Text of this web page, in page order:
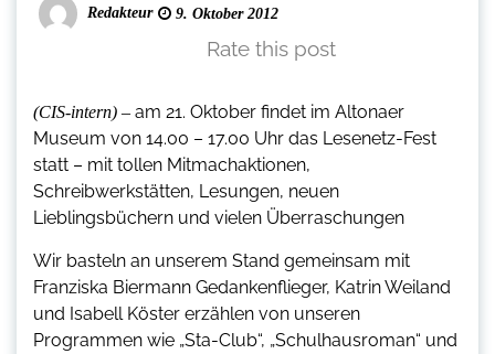
Redakteur 9. Oktober 2012
Rate this post
(CIS-intern) – am 21. Oktober findet im Altonaer
Museum von 14.00 – 17.00 Uhr das Lesenetz-Fest
statt – mit tollen Mitmachaktionen,
Schreibwerkstätten, Lesungen, neuen
Lieblingsbüchern und vielen Überraschungen
Wir basteln an unserem Stand gemeinsam mit
Franziska Biermann Gedankenflieger, Katrin Weiland
und Isabell Köster erzählen von unseren
Programmen wie „Sta-Club“, „Schulhausroman“ und